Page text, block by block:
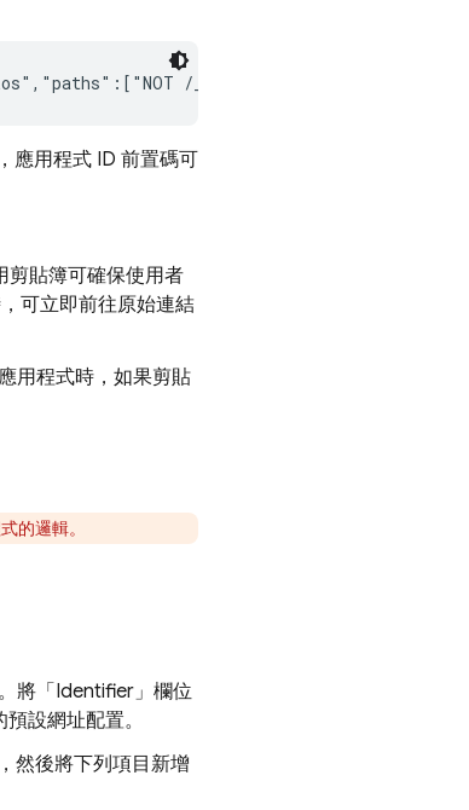
/_/*","/*"]}]}}
應用程式 ID 前置碼可
剪貼簿可確保使用者
可立即前往原始連結
用程式時，如果剪貼
的邏輯。
將「Identifier」 欄位
設網址配置。
然後將下列項目新增